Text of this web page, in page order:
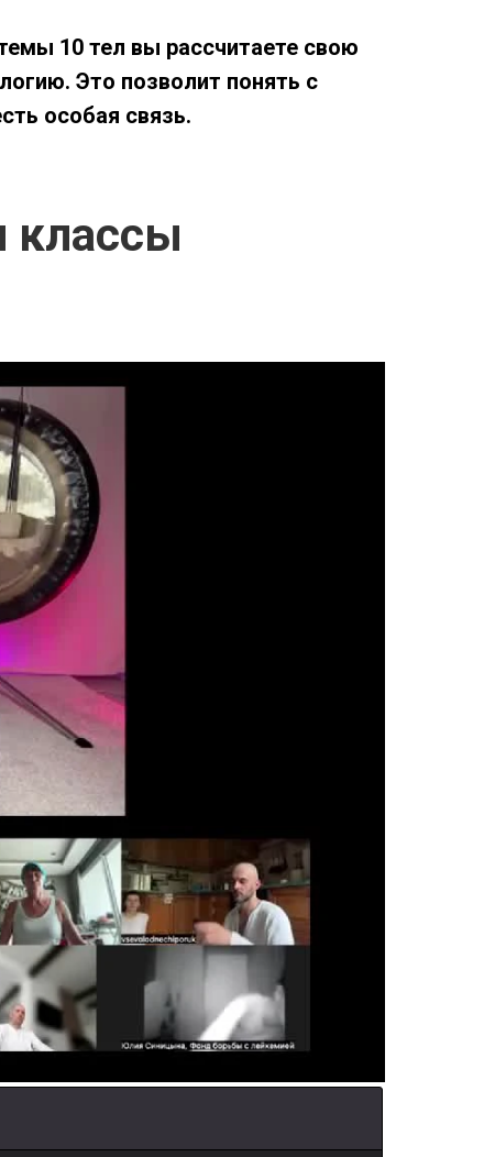
10 тел вы рассчитаете свою
Это позволит понять с
особая связь.
классы